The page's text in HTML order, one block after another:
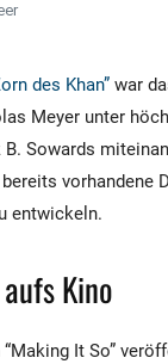
des Khan” war
Meyer unter
Sowards
vorhandene
entwickeln.
Kino
It So”